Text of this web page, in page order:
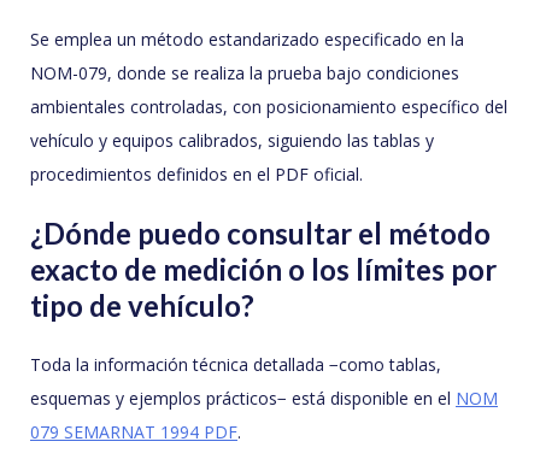
Se emplea un método estandarizado especificado en la
NOM-079, donde se realiza la prueba bajo condiciones
ambientales controladas, con posicionamiento específico del
vehículo y equipos calibrados, siguiendo las tablas y
procedimientos definidos en el PDF oficial.
¿Dónde puedo consultar el método
exacto de medición o los límites por
tipo de vehículo?
Toda la información técnica detallada −como tablas,
esquemas y ejemplos prácticos− está disponible en el NOM
079 SEMARNAT 1994 PDF.